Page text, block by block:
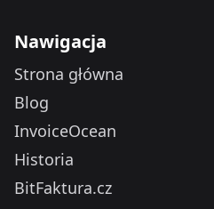
Nawigacja
Strona główna
Blog
InvoiceOcean
Historia
BitFaktura.cz